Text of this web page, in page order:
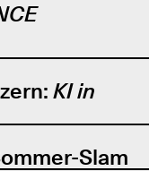
KI in
Slam